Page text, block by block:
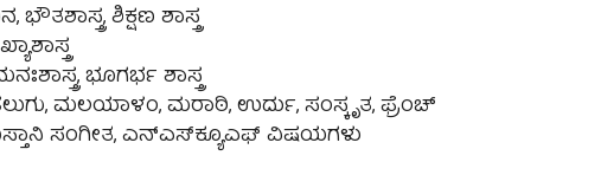
ಶಿಕ್ಷಣ ಶಾಸ್ತ್ರ
ಭೂಗರ್ಭ ಶಾಸ್ತ್ರ
ಮಲಯಾಳಂ, ಮರಾಠಿ, ಉರ್ದು, ಸಂಸ್ಕೃತ, ಫ್ರೆಂಚ್
ಸಂಗೀತ, ಎನ್‌ಎಸ್‌ಕ್ಯೂಎಫ್ ವಿಷಯಗಳು